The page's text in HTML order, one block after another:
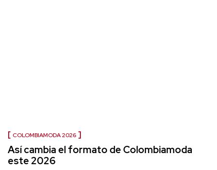
COLOMBIAMODA 2026
Así cambia el formato de Colombiamoda
este 2026